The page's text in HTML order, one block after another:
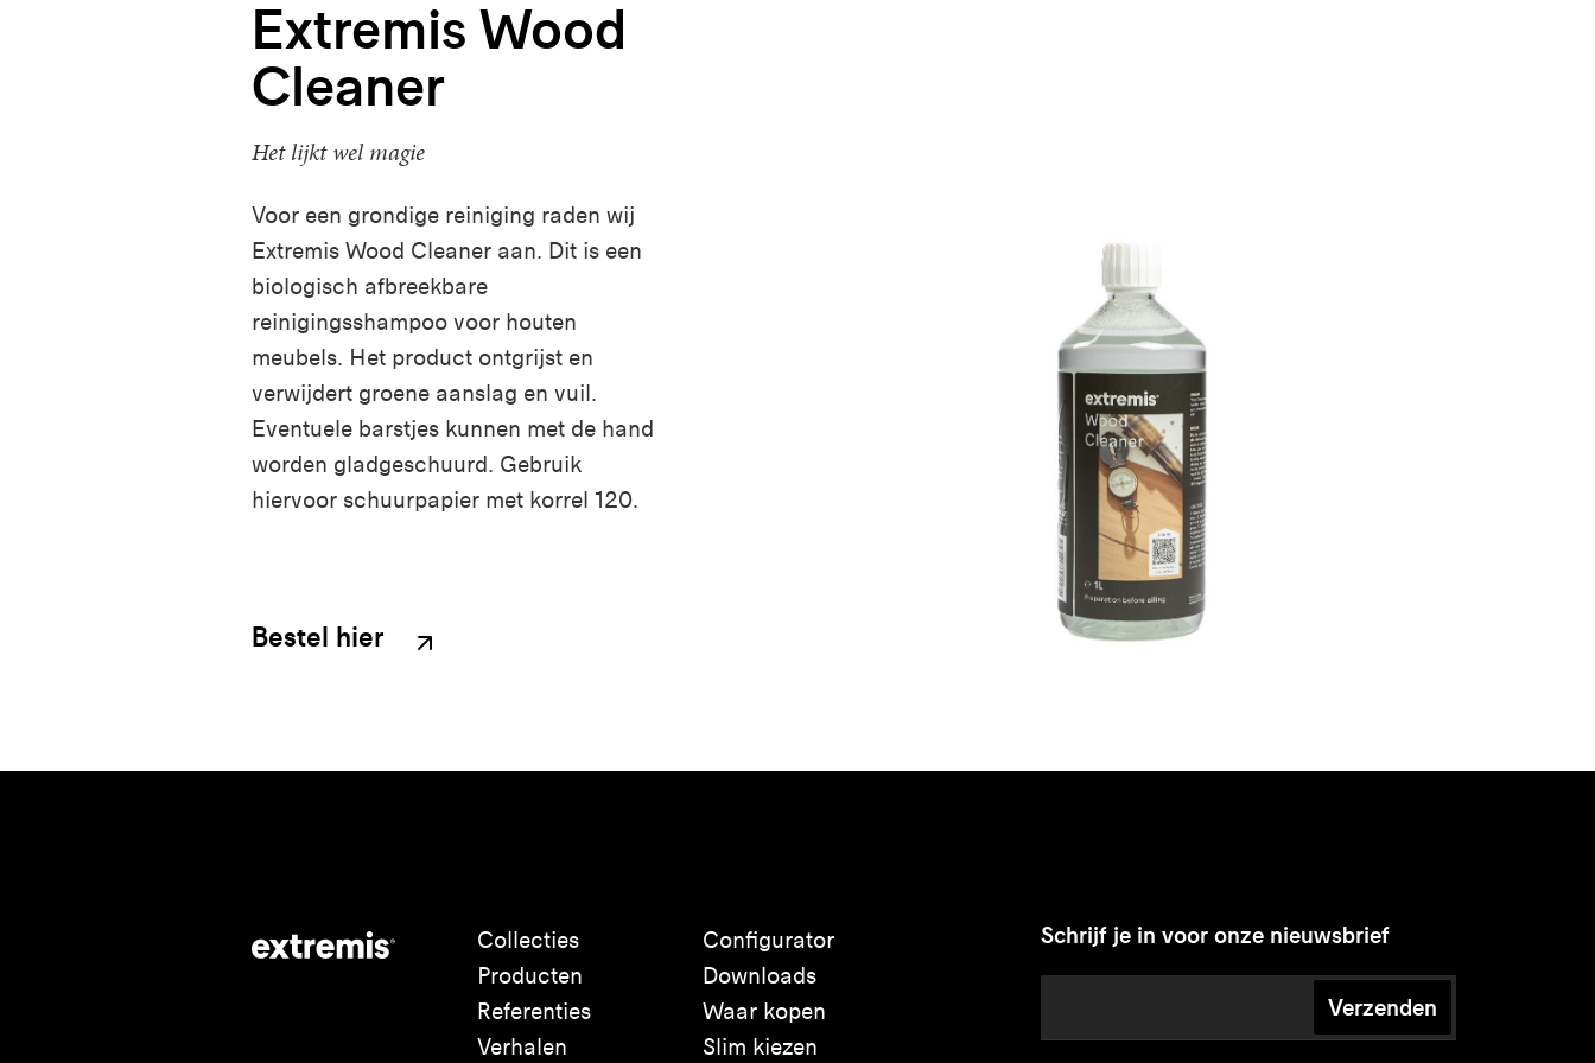
Extremis Wood
Cleaner
Het lijkt wel magie
Voor een grondige reiniging raden wij
Extremis Wood Cleaner aan. Dit is een
biologisch afbreekbare
reinigingsshampoo voor houten
meubels. Het product ontgrijst en
verwijdert groene aanslag en vuil.
Eventuele barstjes kunnen met de hand
worden gladgeschuurd. Gebruik
hiervoor schuurpapier met korrel 120.
Bestel hier
Collecties
Producten
Referenties
Verhalen
Configurator
Downloads
Waar kopen
Slim kiezen
Schrijf je in voor onze nieuwsbrief
Verzenden